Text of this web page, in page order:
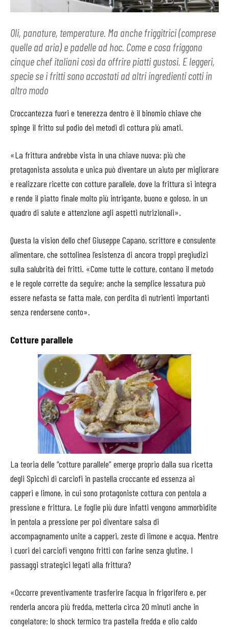
Oli, panature, temperature. Ma anche friggitrici (comprese
quelle ad aria) e padelle ad hoc. Come e cosa friggono
cinque chef italiani così da offrire piatti gustosi. E leggeri,
specie se i fritti sono accostati ad altri ingredienti cotti in
altro modo
Croccantezza fuori e tenerezza dentro è il binomio chiave che
spinge il fritto sul podio dei metodi di cottura più amati.
«La frittura andrebbe vista in una chiave nuova: più che
protagonista assoluta e unica può diventare un aiuto per migliorare
e realizzare ricette con cotture parallele, dove la frittura si integra
e rende il piatto finale molto più intrigante, buono e goloso, in un
quadro di salute e attenzione agli aspetti nutrizionali».
Questa la vision dello chef Giuseppe Capano, scrittore e consulente
alimentare, che sottolinea l’esistenza di ancora troppi pregiudizi
sulla salubrità dei fritti. «Come tutte le cotture, contano il metodo
e le regole corrette da seguire; anche la semplice lessatura può
essere nefasta se fatta male, con perdita di nutrienti importanti
senza rendersene conto».
Cotture parallele
La teoria delle “cotture parallele” emerge proprio dalla sua ricetta
degli Spicchi di carciofi in pastella croccante ed essenza ai
capperi e limone, in cui sono protagoniste cottura con pentola a
pressione e frittura. Le foglie più dure infatti vengono ammorbidite
in pentola a pressione per poi diventare salsa di
accompagnamento unite a capperi, zeste di limone e acqua. Mentre
i cuori dei carciofi vengono fritti con farine senza glutine. I
passaggi strategici legati alla frittura?
«Occorre preventivamente trasferire l’acqua in frigorifero e, per
renderla ancora più fredda, metterla circa 20 minuti anche in
congelatore: lo shock termico tra pastella fredda e olio caldo